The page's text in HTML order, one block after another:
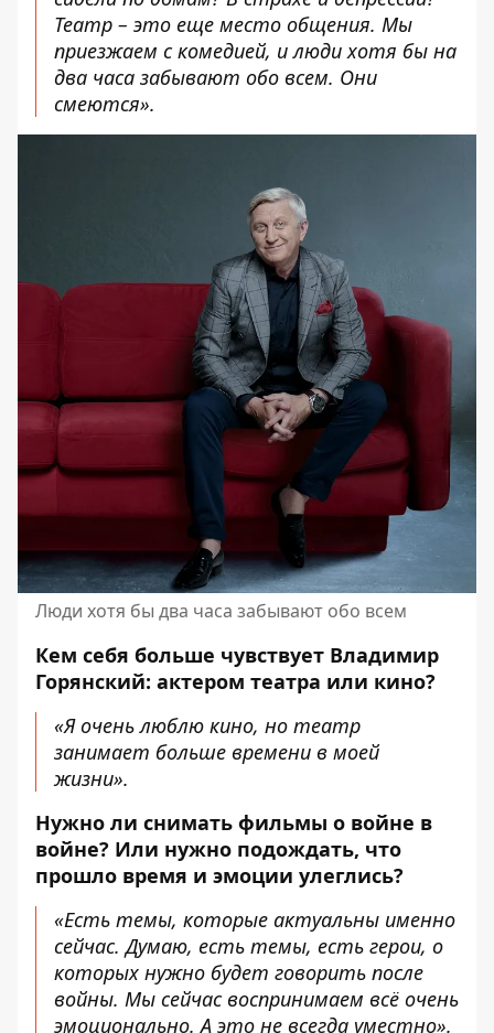
Театр – это еще место общения. Мы
приезжаем с комедией, и люди хотя бы на
два часа забывают обо всем. Они
смеются».
Люди хотя бы два часа забывают обо всем
Кем себя больше чувствует Владимир
Горянский: актером театра или кино?
«Я очень люблю кино, но театр
занимает больше времени в моей
жизни».
Нужно ли снимать фильмы о войне в
войне? Или нужно подождать, что
прошло время и эмоции улеглись?
«Есть темы, которые актуальны именно
сейчас. Думаю, есть темы, есть герои, о
которых нужно будет говорить после
войны. Мы сейчас воспринимаем всё очень
эмоционально. А это не всегда уместно».